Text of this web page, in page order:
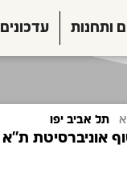
ותחנות עדכונים
תל אביב יפו
אוניברסיטת ת''א